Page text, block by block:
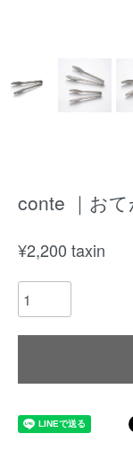
conte ｜お
¥2,200 taxin